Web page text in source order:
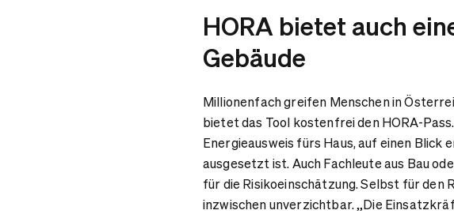
HORA bietet auch
Gebäude
Millionenfach greifen Menschen in
bietet das Tool kostenfrei den HORA-
Energieausweis fürs Haus, auf einen Blick
ausgesetzt ist. Auch Fachleute aus Bau
für die Risikoeinschätzung. Selbst für
inzwischen unverzichtbar. „Die